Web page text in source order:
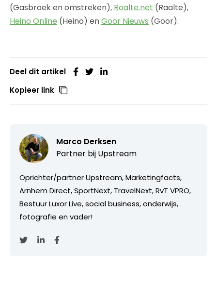
(Gasbroek en omstreken), Roalte.net (Raalte),
Heino Online (Heino) enGoor Nieuws (Goor).
Deel dit artikel
Kopieer link
Marco Derksen
Partner bij Upstream
Oprichter/partner Upstream, Marketingfacts,
Arnhem Direct, SportNext, TravelNext, RvT VPRO,
Bestuur Luxor Live, social business, onderwijs,
fotografie en vader!